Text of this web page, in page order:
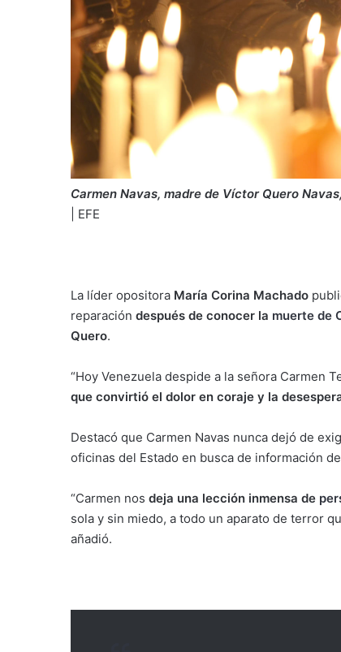
Carmen Navas, madre de Víctor Quero
| EFE
La líder opositora María Corina Machado
reparación después de conocer la muerte de
Quero.
“Hoy Venezuela despide a la señora Carmen
que convirtió el dolor en coraje y la
Destacó que Carmen Navas nunca dejó de
oficinas del Estado en busca de información
“Carmen nos deja una lección inmensa de
sola y sin miedo, a todo un aparato de terror
añadió.